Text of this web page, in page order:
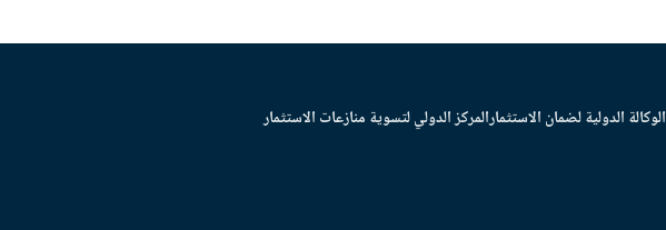
الوكالة الدولية لضمان الاستثمارالمركز الدولي لتسوية منازعات الاستثمار